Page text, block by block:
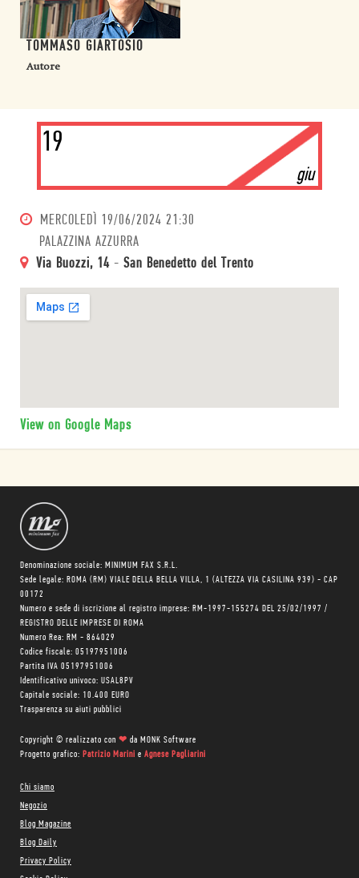
TOMMASO GIARTOSIO
Autore
19
giu
MERCOLEDÌ 19/06/2024 21:30
PALAZZINA AZZURRA
Via Buozzi, 14 - San Benedetto del Trento
View on Google Maps
Denominazione sociale: MINIMUM FAX S.R.L.
Sede legale: ROMA (RM) VIALE DELLA BELLA VILLA, 1 (ALTEZZA VIA CASILINA 939) - CAP
00172
Numero e sede di iscrizione al registro imprese: RM-1997-155274 DEL 25/02/1997 /
REGISTRO DELLE IMPRESE DI ROMA
Numero Rea: RM - 864029
Codice fiscale: 05197951006
Partita IVA 05197951006
Identificativo univoco: USAL8PV
Capitale sociale: 10.400 EURO
Trasparenza su aiuti pubblici
Copyright © realizzato con ❤ da MONK Software
Progetto grafico: Patrizio Marini e Agnese Pagliarini
Chi siamo
Negozio
Blog Magazine
Blog Daily
Privacy Policy